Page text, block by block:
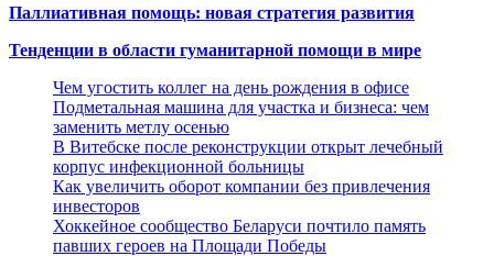
Паллиативная помощь: новая стратегия развития
Тенденции в области гуманитарной помощи в мире
Чем угостить коллег на день рождения в офисе
Подметальная машина для участка и бизнеса: чем
заменить метлу осенью
В Витебске после реконструкции открыт лечебный
корпус инфекционной больницы
Как увеличить оборот компании без привлечения
инвесторов
Хоккейное сообщество Беларуси почтило память
павших героев на Площади Победы